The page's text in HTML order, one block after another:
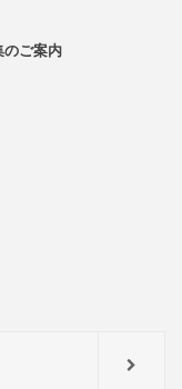
のご案内